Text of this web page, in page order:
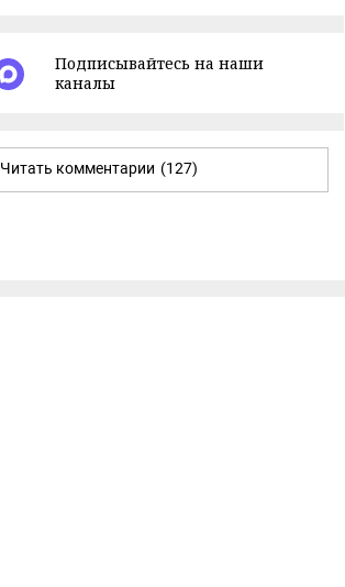
Подписывайтесь на наши
каналы
Читать комментарии (127)